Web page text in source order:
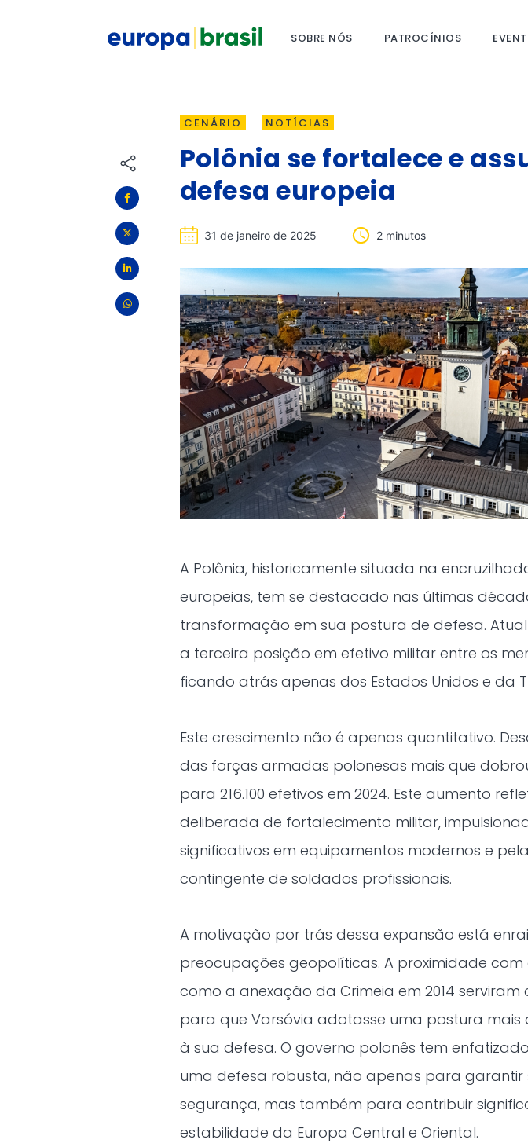
SOBRE NÓS PATROCÍNIOS
CENÁRIO NOTÍCIAS
Polônia se fortalece e
defesa europeia
31 de janeiro de 2025 2 minutos
A Polônia, historicamente situada na
europeias, tem se destacado nas últimas
transformação em sua postura de defesa.
a terceira posição em efetivo militar entre os
ficando atrás apenas dos Estados Unidos e da
Este crescimento não é apenas quantitativo.
das forças armadas polonesas mais que
para 216.100 efetivos em 2024. Este aumento
deliberada de fortalecimento militar,
significativos em equipamentos modernos e
contingente de soldados profissionais.
A motivação por trás dessa expansão está
preocupações geopolíticas. A proximidade com
como a anexação da Crimeia em 2014
para que Varsóvia adotasse uma postura mais
à sua defesa. O governo polonês tem
uma defesa robusta, não apenas para garantir
segurança, mas também para contribuir
estabilidade da Europa Central e Oriental.